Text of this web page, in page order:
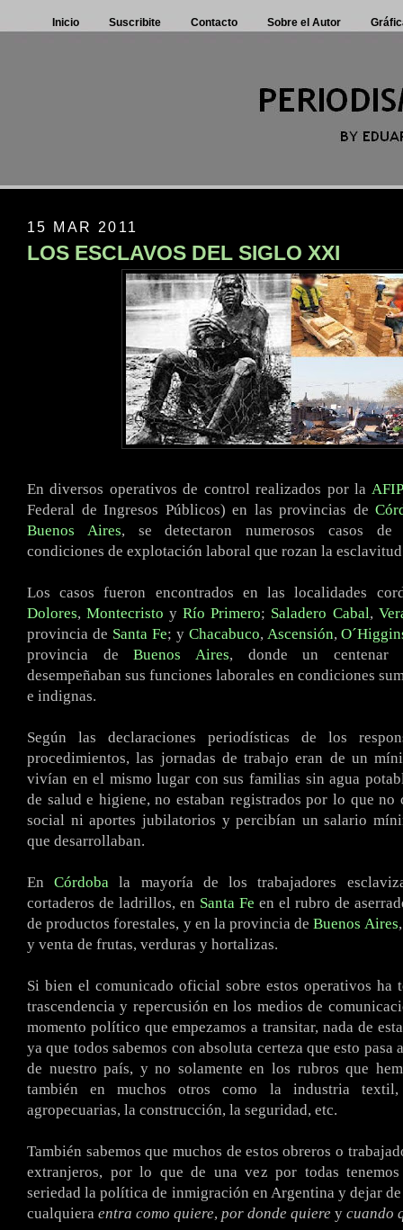
Inicio Suscribite Contacto Sobre el Autor
15 MAR 2011
LOS ESCLAVOS DEL SIGLO XXI
En diversos operativos de control realizados por la AFIP
Federal de Ingresos Públicos) en las provincias de
Buenos Aires, se detectaron numerosos casos de
condiciones de explotación laboral que rozan la
Los casos fueron encontrados en las localidades
Dolores,Montecristo yRío Primero; Saladero Cabal,
provincia de Santa Fe; y Chacabuco, Ascensión,
provincia deBuenos Aires, donde un centenar
desempeñaban sus funciones laborales en condiciones
e indignas.
Según las declaraciones periodísticas de los
procedimientos, las jornadas de trabajo eran de un
vivían en el mismo lugar con sus familias sin agua
de salud e higiene, no estaban registrados por lo que no
social ni aportes jubilatorios y percibían un salario
que desarrollaban.
EnCórdoba la mayoría de los trabajadores
cortaderos de ladrillos, en Santa Fe en el rubro de
de productos forestales, y en la provincia deBuenos Aires
y venta de frutas, verduras y hortalizas.
Si bien el comunicado oficial sobre estos operativos ha
trascendencia y repercusión en los medios de
momento político que empezamos a transitar, nada de
ya que todos sabemos con absoluta certeza que esto pasa
de nuestro país, y no solamente en los rubros que
también en muchos otros como la industria textil,
agropecuarias, la construcción, la seguridad, etc.
También sabemos que muchos de estos obreros o
extranjeros, por lo que de una vez por todas
seriedad la política de inmigración en Argentina y dejar
cualquiera entra como quiere, por donde quiere y cuando